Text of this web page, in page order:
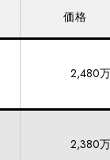
価格
2,480
2,380